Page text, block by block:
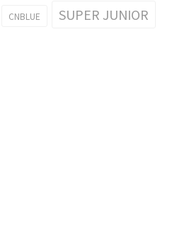
CNBLUE SUPER JUNIOR